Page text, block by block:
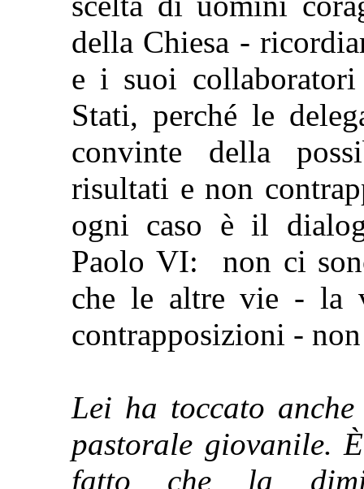
della Chiesa -
e i suoi
Stati, perché le
convinte della
risultati e non
ogni caso è il
Paolo VI: non ci
che le altre vie - la
contrapposizioni -
Lei ha toccato
pastorale giovanile.
fatto che la